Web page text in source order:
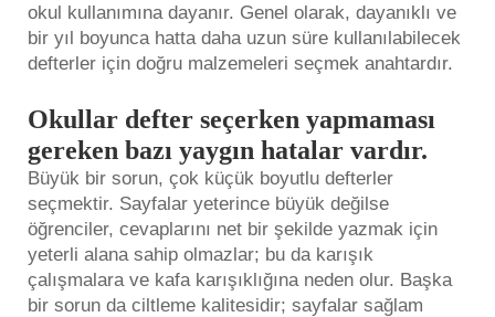
okul kullanımına dayanır. Genel olarak, dayanıklı ve
bir yıl boyunca hatta daha uzun süre kullanılabilecek
defterler için doğru malzemeleri seçmek anahtardır.
Okullar defter seçerken yapmaması
gereken bazı yaygın hatalar vardır.
Büyük bir sorun, çok küçük boyutlu defterler
seçmektir. Sayfalar yeterince büyük değilse
öğrenciler, cevaplarını net bir şekilde yazmak için
yeterli alana sahip olmazlar; bu da karışık
çalışmalara ve kafa karışıklığına neden olur. Başka
bir sorun da ciltleme kalitesidir; sayfalar sağlam